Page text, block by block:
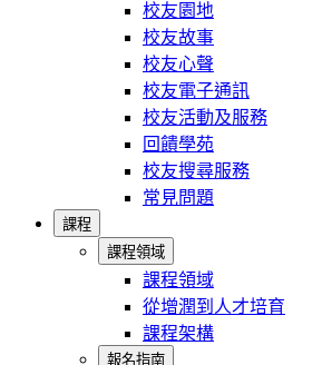
校友園地
校友故事
校友心聲
校友電子通訊
校友活動及服務
回饋學苑
校友搜尋服務
常見問題
課程
課程領域
課程領域
從增潤到人才培育
課程架構
報名指南